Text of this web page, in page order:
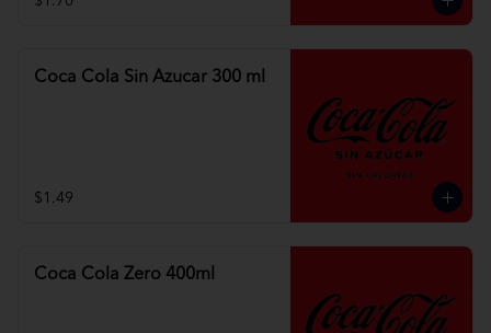
Coca Cola Sin Azucar 300 ml
$1.49
Coca Cola Zero 400ml